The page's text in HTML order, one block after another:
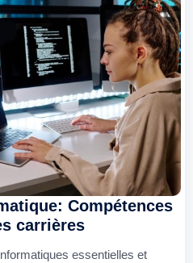
Compétences
carrières
essentielles et